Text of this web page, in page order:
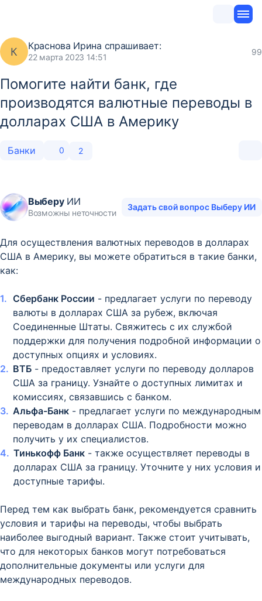
К Краснова Ирина спрашивает:
22 марта 2023 14:51
99
Помогите найти банк, где
производятся валютные переводы в
долларах США в Америку
Банки 0 2
ВыберуИИ
Возможны неточности
Задать свой вопрос Выберу ИИ
Для осуществления валютных переводов в долларах
США в Америку, вы можете обратиться в такие банки,
как:
Сбербанк России - предлагает услуги по переводу
валюты в долларах США за рубеж, включая
Соединенные Штаты. Свяжитесь с их службой
поддержки для получения подробной информации о
доступных опциях и условиях.
ВТБ - предоставляет услуги по переводу долларов
США за границу. Узнайте о доступных лимитах и
комиссиях, связавшись с банком.
Альфа-Банк - предлагает услуги по международным
переводам в долларах США. Подробности можно
получить у их специалистов.
Тинькофф Банк - также осуществляет переводы в
долларах США за границу. Уточните у них условия и
доступные тарифы.
Перед тем как выбрать банк, рекомендуется сравнить
условия и тарифы на переводы, чтобы выбрать
наиболее выгодный вариант. Также стоит учитывать,
что для некоторых банков могут потребоваться
дополнительные документы или услуги для
международных переводов.